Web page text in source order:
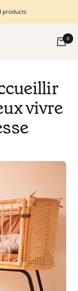
products
0
vivre